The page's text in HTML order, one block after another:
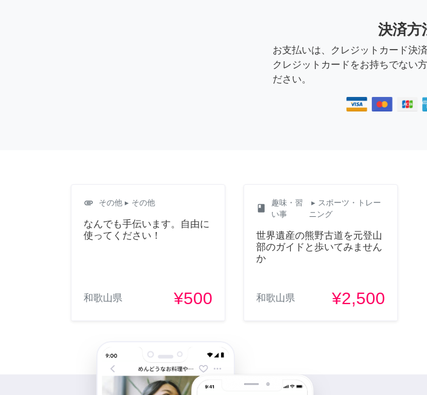
決済方
お支払いは、クレジットカード決
クレジットカードをお持ちでない
ださい。
attachment その他 ▸ その他
なんでも手伝います。自由に
使ってください！
和歌山県 ¥500
class
趣味・習
い事
▸ スポーツ・トレー
ニング
世界遺産の熊野古道を元登山
部のガイドと歩いてみません
か
和歌山県 ¥2,500